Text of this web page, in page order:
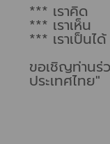
*** เราคิด
*** เราเห็น
*** เราเป็นได้
ขอเชิญท่านร่
ประเทศไทย"